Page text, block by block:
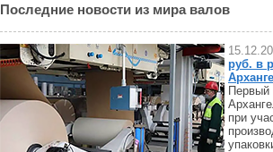
Последние новости из мира валов
руб. в
Первый
при